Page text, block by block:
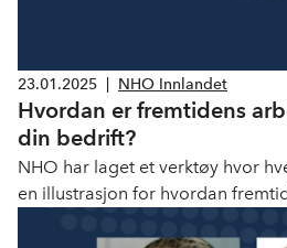
23.01.2025 NHO Innlandet
Hvordan er fremtidens
din bedrift?
NHO har laget et verktøy hvor
en illustrasjon for hvordan